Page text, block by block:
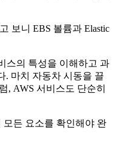
보니 EBS 볼륨과 Elastic
스의 특성을 이해하고 과
. 마치 자동차 시동을 끌
, AWS 서비스도 단순히
모든 요소를 확인해야 완